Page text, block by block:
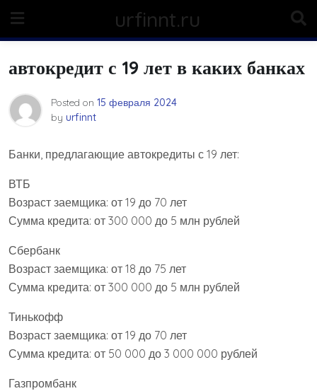
content
urfinnt.ru
автокредит с 19 лет в каких банках
Posted on 15 февраля 2024
by urfinnt
Банки, предлагающие автокредиты с 19 лет:
ВТБ
Возраст заемщика: от 19 до 70 лет
Сумма кредита: от 300 000 до 5 млн рублей
Сбербанк
Возраст заемщика: от 18 до 75 лет
Сумма кредита: от 300 000 до 5 млн рублей
Тинькофф
Возраст заемщика: от 19 до 70 лет
Сумма кредита: от 50 000 до 3 000 000 рублей
Газпромбанк